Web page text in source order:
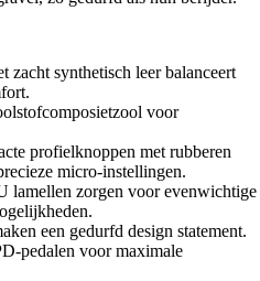
zacht synthetisch leer balanceert
voor
profielknoppen met rubberen
micro-instellingen.
lamellen zorgen voor evenwichtige
een gedurfd design statement.
pedalen voor maximale